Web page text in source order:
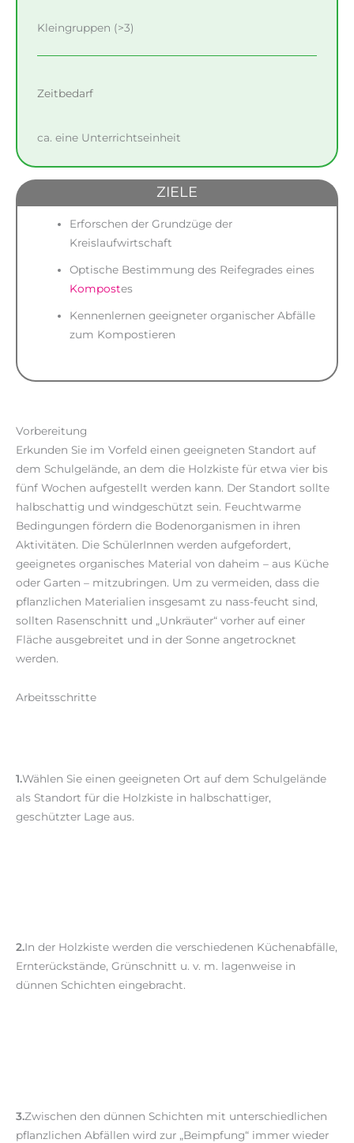
Kleingruppen (>3)
Zeitbedarf
ca. eine Unterrichtseinheit
ZIELE
Erforschen der Grundzüge der
Kreislaufwirtschaft
Optische Bestimmung des Reifegrades eines
Kompostes
Kennenlernen geeigneter organischer Abfälle
zum Kompostieren
Vorbereitung
Erkunden Sie im Vorfeld einen geeigneten Standort auf
dem Schulgelände, an dem die Holzkiste für etwa vier bis
fünf Wochen aufgestellt werden kann. Der Standort sollte
halbschattig und windgeschützt sein. Feuchtwarme
Bedingungen fördern die Bodenorganismen in ihren
Aktivitäten. Die SchülerInnen werden aufgefordert,
geeignetes organisches Material von daheim – aus Küche
oder Garten – mitzubringen. Um zu vermeiden, dass die
pflanzlichen Materialien insgesamt zu nass-feucht sind,
sollten Rasenschnitt und „Unkräuter“ vorher auf einer
Fläche ausgebreitet und in der Sonne angetrocknet
werden.
Arbeitsschritte
1.Wählen Sie einen geeigneten Ort auf dem Schulgelände
als Standort für die Holzkiste in halbschattiger,
geschützter Lage aus.
2.In der Holzkiste werden die verschiedenen Küchenabfälle,
Ernterückstände, Grünschnitt u. v. m. lagenweise in
dünnen Schichten eingebracht.
3.Zwischen den dünnen Schichten mit unterschiedlichen
pflanzlichen Abfällen wird zur „Beimpfung“ immer wieder